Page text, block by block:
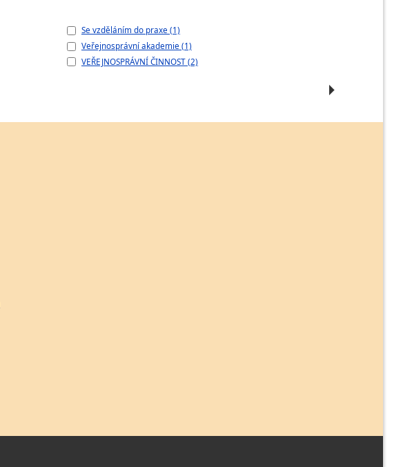
Soudní zapisovatel
Vedoucí soudní kanceláře
Se vzděláním do praxe (1)
Veřejnosprávní akademie (1)
VEŘEJNOSPRÁVNÍ ČINNOST (2)